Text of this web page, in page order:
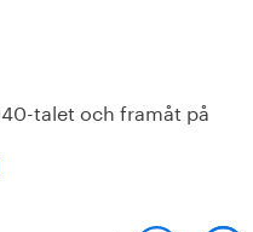
talet och framåt på